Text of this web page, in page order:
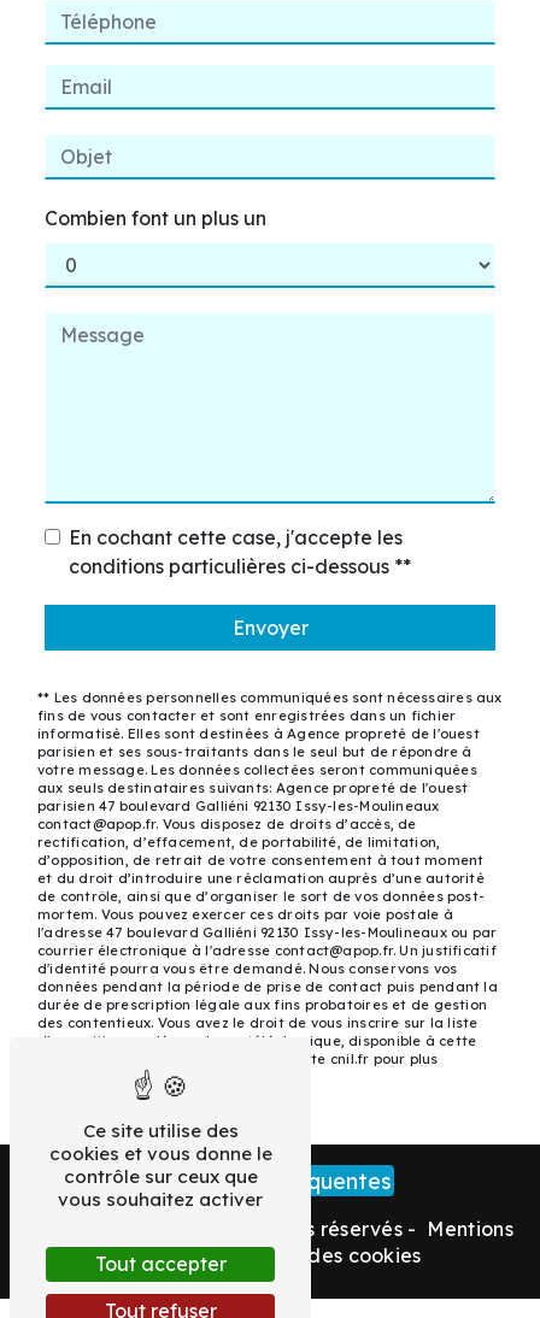
Combien font un plus un
En cochant cette case, j'accepte les
conditions particulières ci-dessous **
Envoyer
** Les données personnelles communiquées sont nécessaires aux
fins de vous contacter et sont enregistrées dans un fichier
informatisé. Elles sont destinées à Agence propreté de l'ouest
parisien et ses sous-traitants dans le seul but de répondre à
votre message. Les données collectées seront communiquées
aux seuls destinataires suivants: Agence propreté de l'ouest
parisien 47 boulevard Galliéni 92130 Issy-les-Moulineaux
contact@apop.fr. Vous disposez de droits d’accès, de
rectification, d’effacement, de portabilité, de limitation,
d’opposition, de retrait de votre consentement à tout moment
et du droit d’introduire une réclamation auprès d’une autorité
de contrôle, ainsi que d’organiser le sort de vos données post-
mortem. Vous pouvez exercer ces droits par voie postale à
l'adresse 47 boulevard Galliéni 92130 Issy-les-Moulineaux ou par
courrier électronique à l'adresse contact@apop.fr. Un justificatif
d'identité pourra vous être demandé. Nous conservons vos
données pendant la période de prise de contact puis pendant la
durée de prescription légale aux fins probatoires et de gestion
des contentieux. Vous avez le droit de vous inscrire sur la liste
d'opposition au démarchage téléphonique, disponible à cette
. Consultez le site cnil.fr pour plus
d’informations sur vos droits.
Recherches fréquentes
- 2026 - Tous droits réservés - Mentions
légales-Gestion des cookies
Ce site utilise des
cookies et vous donne le
contrôle sur ceux que
vous souhaitez activer
Tout accepter
Tout refuser